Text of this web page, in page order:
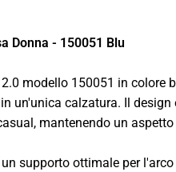
Donna - 150051 Blu
modello 150051 in colore
un'unica calzatura. Il design
mantenendo un
supporto ottimale per